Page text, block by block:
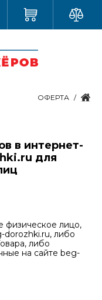
ОФЕРТА
в интернет-
для
физическое лицо,
либо
либо
на сайте beg-